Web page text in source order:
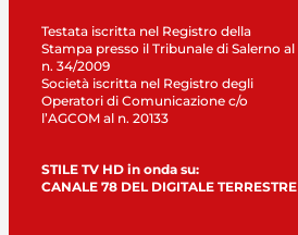
Testata iscritta nel Registro della
Stampa presso il Tribunale di Salerno al
n. 34/2009
Società iscritta nel Registro degli
Operatori di Comunicazione c/o
l’AGCOM al n. 20133
STILE TV HD in onda su:
CANALE 78 DEL DIGITALE TERRESTRE